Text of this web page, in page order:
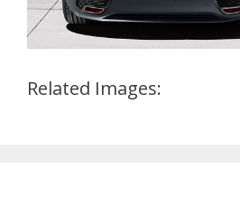
Related Images: